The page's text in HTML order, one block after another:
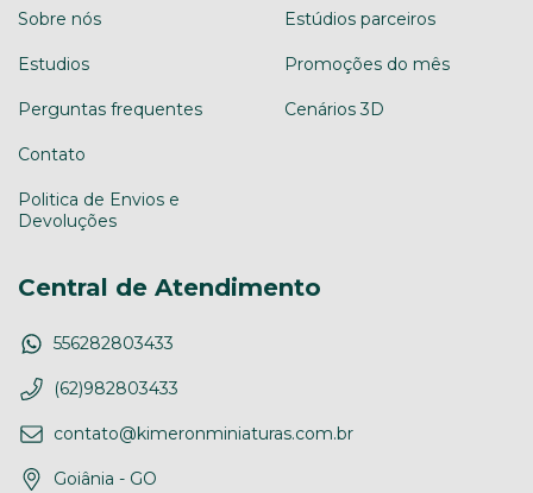
Sobre nós
Estudios
Perguntas frequentes
Contato
Politica de Envios e
Devoluções
Estúdios parceiros
Promoções do mês
Cenários 3D
Central de Atendimento
556282803433
(62)982803433
contato@kimeronminiaturas.com.br
Goiânia - GO